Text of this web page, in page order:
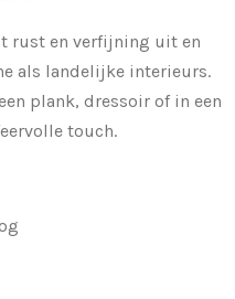
rust en verfijning uit en
als landelijke interieurs.
plank, dressoir of in een
touch.